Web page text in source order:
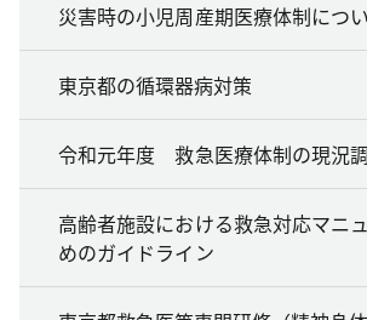
災害時の小児周産期医療体制につ
東京都の循環器病対策
令和元年度 救急医療体制の現況
高齢者施設における救急対応マニ
めのガイドライン